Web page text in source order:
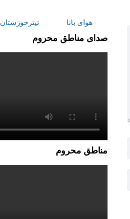
هوای بانا تیترخوزستان
صدای مناطق محروم
مناطق محروم